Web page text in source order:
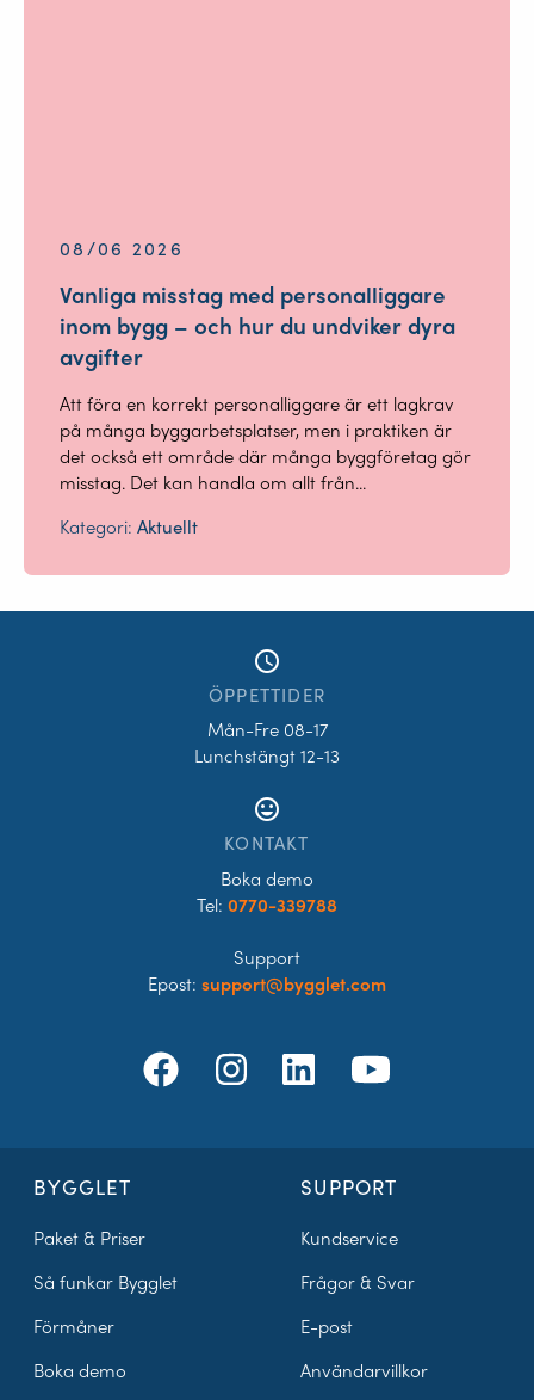
08/06 2026
Vanliga misstag med personalliggare
inom bygg – och hur du undviker dyra
avgifter
Att föra en korrekt personalliggare är ett lagkrav
på många byggarbetsplatser, men i praktiken är
det också ett område där många byggföretag gör
misstag. Det kan handla om allt från...
Kategori:Aktuellt
BYGGLET
Paket & Priser
Så funkar Bygglet
Förmåner
Boka demo
SUPPORT
Kundservice
Frågor & Svar
E-post
Användarvillkor
access_time
ÖPPETTIDER
Mån-Fre 08-17
Lunchstängt 12-13
tag_faces
KONTAKT
Boka demo
Tel: 0770-339788
Support
Epost: support@bygglet.com